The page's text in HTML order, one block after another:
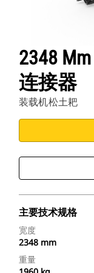
2348
连接器
装载机松土耙
主要技术规格
宽度
2348 mm
重量